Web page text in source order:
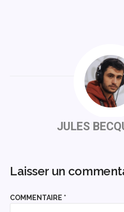
JULES
Laisser un
COMMENTAIRE *